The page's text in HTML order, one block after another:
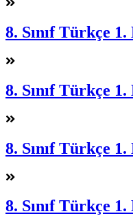
8. Sınıf Türkçe 1.
8. Sınıf Türkçe 1.
8. Sınıf Türkçe 1.
8. Sınıf Türkçe 1.